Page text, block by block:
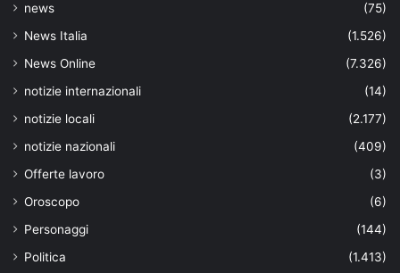
news
(75)
News Italia
(1.526)
News Online
(7.326)
notizie internazionali
(14)
notizie locali
(2.177)
notizie nazionali
(409)
Offerte lavoro
(3)
Oroscopo
(6)
Personaggi
(144)
Politica
(1.413)